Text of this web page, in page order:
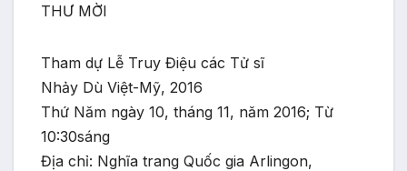
THƯ MỜI
Tham dự Lễ Truy Điệu các Tử sĩ
Nhảy Dù Việt-Mỹ, 2016
Thứ Năm ngày 10, tháng 11, năm 2016; Từ
10:30sáng
Địa chỉ: Nghĩa trang Quốc gia Arlingon,